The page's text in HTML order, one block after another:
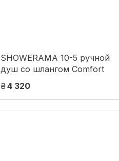
SHOWERAMA 10-5 ручной
душ со шлангом Comfort
₴4 320